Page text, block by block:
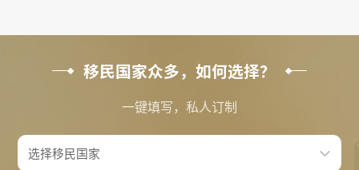
移民国家众多，如何选择？
一键填写，私人订制